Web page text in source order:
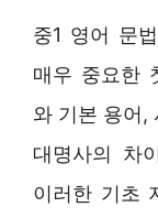
중1 영어 문
매우 중요한
와 기본 용어,
대명사의 차
이러한 기초